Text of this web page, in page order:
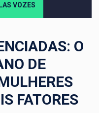
VOZES
O
DE
FATORES